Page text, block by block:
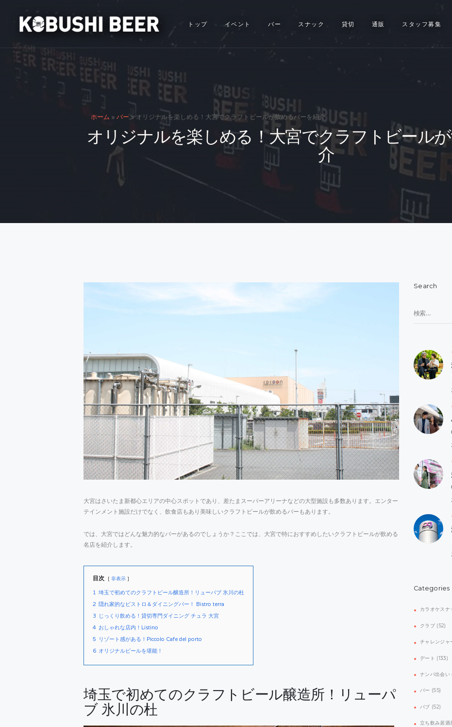
トップ イベント バー スナック 貸切 通販 スタッフ募集
ホーム » バー »オリジナルを楽しめる！大宮でクラフトビールが飲めるバーを紹介
オリジナルを楽しめる！大宮でクラフトビール
介
スナック
通販
スタッフ募集
問い合わせ
大宮はさいたま新都心エリアの中心スポットであり、差たまスーパーアリーナなどの大型施設も多数あります。エンター
テインメント施設だけでなく、飲食店もあり美味しいクラフトビールが飲めるバーもあります。
では、大宮ではどんな魅力的なバーがあるのでしょうか？ここでは、大宮で特におすすめしたいクラフトビールが飲める
名店を紹介します。
目次 非表示
1 埼玉で初めてのクラフトビール醸造所！リューパブ 氷川の杜
2 隠れ家的なビストロ＆ダイニングバー！ Bistro terra
3 じっくり飲める！貸切専門ダイニング チュラ 大宮
4 おしゃれな店内！Listino
5 リゾート感がある！Piccolo Cafe del porto
6 オリジナルビールを堪能！
埼玉で初めてのクラフトビール醸造所！リューパ
ブ 氷川の杜
Search
索:
Categories
カラオケスナ
クラブ (52)
チャレンジャ
デート (133)
ナンパ出会い
バー (55)
パブ (52)
立ち飲み居酒